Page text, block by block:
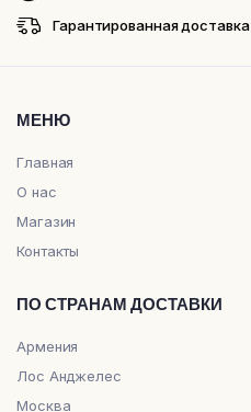
Гарантированная доставка
МЕНЮ
Главная
О нас
Магазин
Контакты
ПО СТРАНАМ ДОСТАВКИ
Армения
Лос Анджелес
Москва